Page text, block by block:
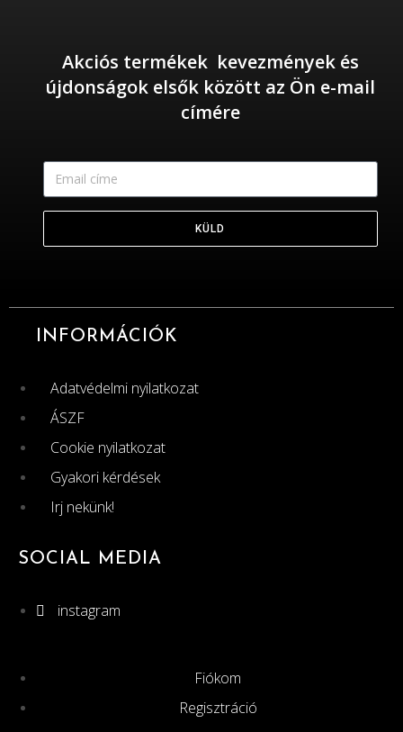
Akciós termékek kevezmények és
újdonságok elsők között az Ön e-mail
címére
KÜLD
INFORMÁCIÓK
Adatvédelmi nyilatkozat
ÁSZF
Cookie nyilatkozat
Gyakori kérdések
Irj nekünk!
SOCIAL MEDIA
instagram
Fiókom
Regisztráció